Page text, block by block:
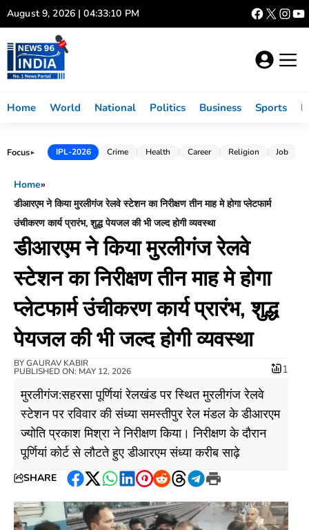
Skip
to
content
August 9, 2026 | 04:33:11 PM
Home World National Politics Business Sports
Focus► IPL-2026 Crime Health Career Religion Job
Home»
डीआरएम ने किया मुरलीगंज रेलवे स्टेशन का निरीक्षण तीन माह मे होगा प्लेटफार्म
उंचीकरण कार्य प्रारंभ, शुद्ध पेयजल की भी जल्द होगी व्यवस्था
डीआरएम ने किया मुरलीगंज रेलवे
स्टेशन का निरीक्षण तीन माह मे होगा
प्लेटफार्म उंचीकरण कार्य प्रारंभ, शुद्ध
पेयजल की भी जल्द होगी व्यवस्था
BYGAURAV KABIR
PUBLISHED ON: MAY 12, 2026 1
मुरलीगंज:सहरसा पूर्णियां रेलखंड पर स्थित मुरलीगंज रेलवे
स्टेशन पर रविवार की संध्या समस्तीपुर रेल मंडल के डीआरएम
ज्योति प्रकाश मिश्रा ने निरीक्षण किया। निरीक्षण के दौरान
पूर्णियां कोर्ट से लौटते हुए डीआरएम संध्या करीब साढ़े
SHARE
Facebook
Twitter
WhatsApp
LinkedIn
Pinterest
RedditThreads
Telegram
Print